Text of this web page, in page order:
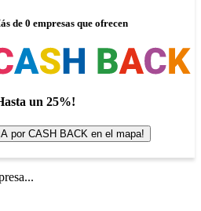
de 0 empresas que ofrecen
un 25%!
por CASH BACK en el mapa!